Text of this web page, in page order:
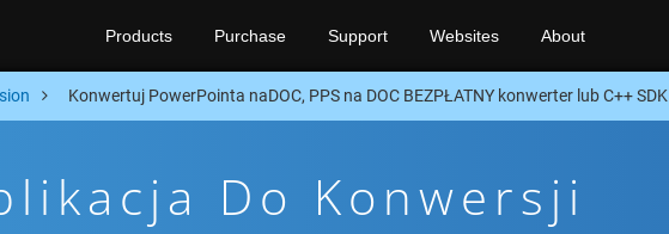
Products Purchase Support Websites About
Konwertuj PowerPointa naDOC, PPS na DOC BEZPŁATNY konwerter lub C++ SDK
Do Konwersji